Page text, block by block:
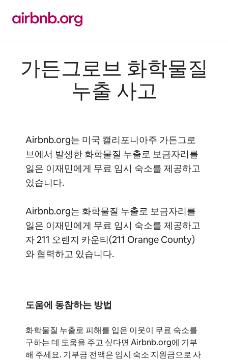
바로가기
가든그로브 화학물질
누출 사고
Airbnb.org는 미국 캘리포니아주 가든그로
브에서 발생한 화학물질 누출로 보금자리를
잃은 이재민에게 무료 임시 숙소를 제공하고
있습니다.
Airbnb.org는 화학물질 누출로 보금자리를
잃은 이재민에게 무료 임시 숙소를 제공하고
자 211 오렌지 카운티(211 Orange County)
와 협력하고 있습니다.
도움에 동참하는 방법
화학물질 누출로 피해를 입은 이웃이 무료 숙소를
구하는 데 도움을 주고 싶다면 Airbnb.org에 기부
해 주세요. 기부금 전액은 임시 숙소 지원금으로 사